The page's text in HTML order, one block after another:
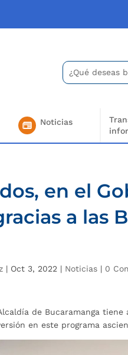
Buscar:
Search
for...
Noticias
en el
a las
| Oct 3, 2022 | Noticias | 0
de Bucaramanga tiene
en este programa